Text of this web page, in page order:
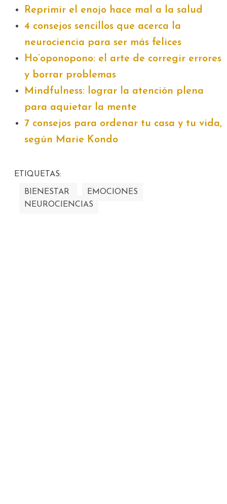
Reprimir el enojo hace mal a la salud
4 consejos sencillos que acerca la
neurociencia para ser más felices
Ho’oponopono: el arte de corregir errores
y borrar problemas
Mindfulness: lograr la atención plena
para aquietar la mente
7 consejos para ordenar tu casa y tu vida,
según Marie Kondo
ETIQUETAS:
BIENESTAR
EMOCIONES
NEUROCIENCIAS